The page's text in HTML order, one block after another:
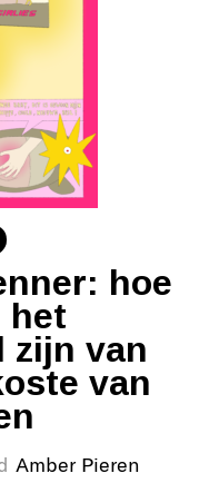
hoe
het
zijn van
van
Amber Pieren